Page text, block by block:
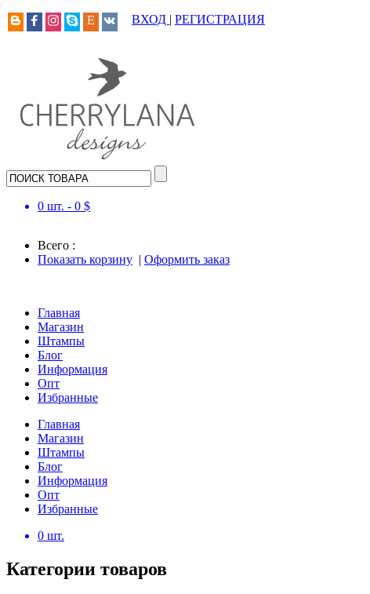
ВХОД | РЕГИСТРАЦИЯ
0 шт. - 0 $
Всего :
Показать корзину | Оформить заказ
Главная
Магазин
Штампы
Блог
Информация
Опт
Избранные
Главная
Магазин
Штампы
Блог
Информация
Опт
Избранные
0 шт.
Категории товаров